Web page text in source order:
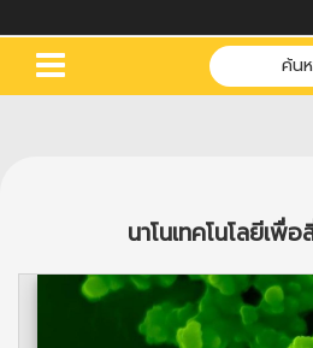
ค้น
นาโนเทคโนโลยีเพื่
Previous